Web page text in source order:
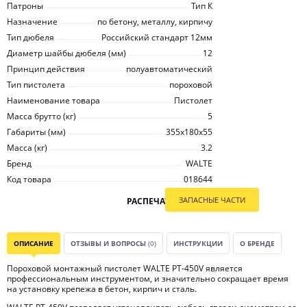
Патроны
Тип К
Назначение
по бетону, металлу, кирпичу
Тип дюбеля
Российский стандарт 12мм
Диаметр шайбы дюбеля (мм)
12
Принцип действия
полуавтоматический
Тип пистолета
пороховой
Наименование товара
Пистолет
Масса брутто (кг)
5
Габариты (мм)
355х180х55
Масса (кг)
3.2
Бренд
WALTE
Код товара
018644
РАСПЕЧАТАТЬЗАПАСНЫЕ ЧАСТИ
ОПИСАНИЕ ОТЗЫВЫ И ВОПРОСЫ (0) ИНСТРУКЦИИ О БРЕНДЕ
Пороховой монтажный пистолет WALTE PT-450V является
профессиональным инструментом, и значительно сокращает время
на установку крепежа в бетон, кирпич и сталь.